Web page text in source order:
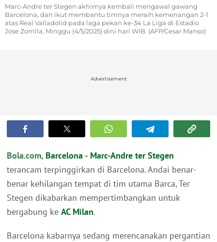
Marc-Andre ter Stegen akhirnya kembali mengawal gawang
Barcelona, dan ikut membantu timnya meraih kemenangan 2-1
atas Real Valladolid pada laga pekan ke-34 La Liga di Estadio
Jose Zorrilla, Minggu (4/5/2025) dini hari WIB. (AFP/Cesar Manso)
Advertisement
Bola.com, Barcelona - Marc-Andre ter Stegen
terancam terpinggirkan di Barcelona. Andai benar-
benar kehilangan tempat di tim utama Barca, Ter
Stegen dikabarkan mempertimbangkan untuk
bergabung ke AC Milan.
Barcelona kabarnya sedang merencanakan pergantian